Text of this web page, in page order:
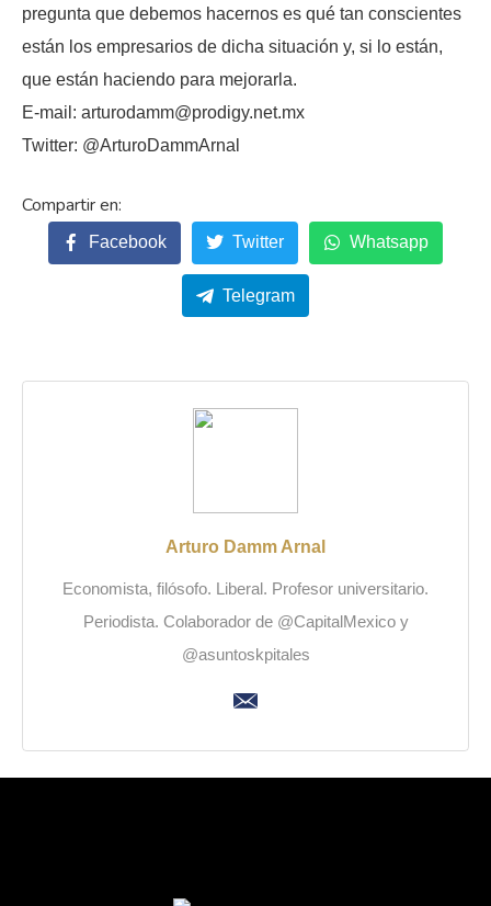
pregunta que debemos hacernos es qué tan conscientes
están los empresarios de dicha situación y, si lo están,
que están haciendo para mejorarla.
E-mail: arturodamm@prodigy.net.mx
Twitter: @ArturoDammArnal
Facebook Twitter Whatsapp
Telegram
Arturo Damm Arnal
Economista, filósofo. Liberal. Profesor universitario.
Periodista. Colaborador de @CapitalMexico y
@asuntoskpitales